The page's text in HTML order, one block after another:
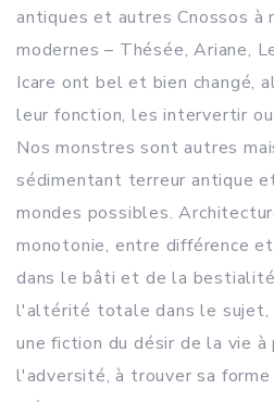
antiques et autres Cnossos à
modernes – Thésée, Ariane,
Icare ont bel et bien changé,
leur fonction, les intervertir
Nos monstres sont autres
sédimentant terreur antique
mondes possibles.
monotonie, entre différence
dans le bâti et de la bestialité
l'altérité totale dans le sujet,
une fiction du désir de la vie à
l'adversité, à trouver sa